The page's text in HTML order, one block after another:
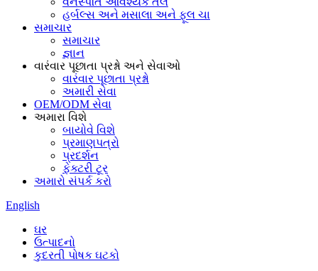
હર્બલ્સ અને મસાલા અને ફૂલ ચા
સમાચાર
સમાચાર
જ્ઞાન
વારંવાર પૂછાતા પ્રશ્નો અને સેવાઓ
વારંવાર પૂછાતા પ્રશ્નો
અમારી સેવા
OEM/ODM સેવા
અમારા વિશે
બાયોવે વિશે
પ્રમાણપત્રો
પ્રદર્શન
ફેક્ટરી ટૂર
અમારો સંપર્ક કરો
English
ઘર
ઉત્પાદનો
કુદરતી પોષક ઘટકો